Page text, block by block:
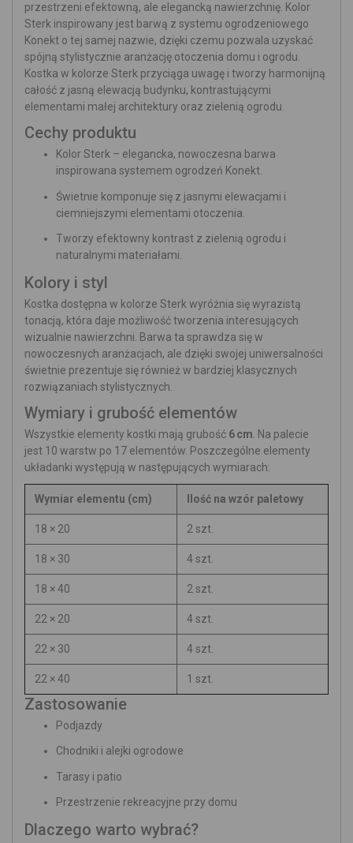
przestrzeni efektowną, ale elegancką nawierzchnię. Kolor
Sterk inspirowany jest barwą z systemu ogrodzeniowego
Konekt o tej samej nazwie, dzięki czemu pozwala uzyskać
spójną stylistycznie aranżację otoczenia domu i ogrodu.
Kostka w kolorze Sterk przyciąga uwagę i tworzy harmonijną
całość z jasną elewacją budynku, kontrastującymi
elementami małej architektury oraz zielenią ogrodu.
Cechy produktu
Kolor Sterk – elegancka, nowoczesna barwa
inspirowana systemem ogrodzeń Konekt.
Świetnie komponuje się z jasnymi elewacjami i
ciemniejszymi elementami otoczenia.
Tworzy efektowny kontrast z zielenią ogrodu i
naturalnymi materiałami.
Kolory i styl
Kostka dostępna w kolorze Sterk wyróżnia się wyrazistą
tonacją, która daje możliwość tworzenia interesujących
wizualnie nawierzchni. Barwa ta sprawdza się w
nowoczesnych aranżacjach, ale dzięki swojej uniwersalności
świetnie prezentuje się również w bardziej klasycznych
rozwiązaniach stylistycznych.
Wymiary i grubość elementów
Wszystkie elementy kostki mają grubość 6 cm . Na palecie
jest 10 warstw po 17 elementów. Poszczególne elementy
układanki występują w następujących wymiarach:
Wymiar elementu (cm) Ilość na wzór paletowy
18 × 20 2 szt.
18 × 30 4 szt.
18 × 40 2 szt.
22 × 20 4 szt.
22 × 30 4 szt.
22 × 40 1 szt.
Zastosowanie
Podjazdy
Chodniki i alejki ogrodowe
Tarasy i patio
Przestrzenie rekreacyjne przy domu
Dlaczego warto wybrać?